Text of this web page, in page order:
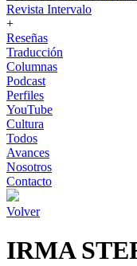
Revista Intervalo
+
Reseñas
Traducción
Columnas
Podcast
Perfiles
YouTube
Cultura
Todos
Avances
Nosotros
Contacto
Volver
IRMA